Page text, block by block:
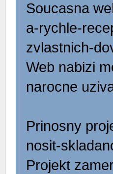
Soucasna
a-rychle-
zvlastnich-
Web nabizi
narocne
Prinosny
nosit-
Projekt